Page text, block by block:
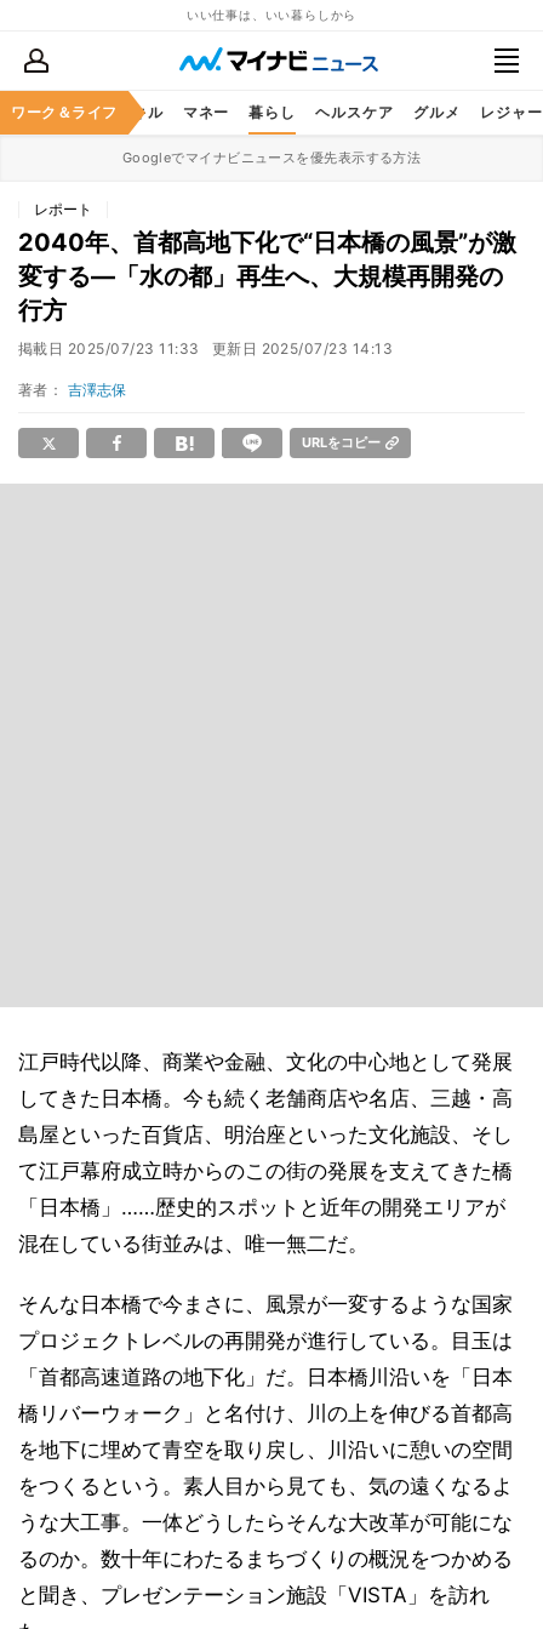
いい仕事は、いい暮らしから
ワーク＆ライフ
ア ビジネススキル マネー 暮らし ヘルスケア グルメ レジャー
Googleでマイナビニュースを優先表示する方法
レポート
2040年、首都高地下化で“日本橋の風景”が激
変する―「水の都」再生へ、大規模再開発の
行方
掲載日 2025/07/23 11:33 更新日 2025/07/23 14:13
著者： 吉澤志保
URLをコピー
江戸時代以降、商業や金融、文化の中心地として発展
してきた日本橋。今も続く老舗商店や名店、三越・高
島屋といった百貨店、明治座といった文化施設、そし
て江戸幕府成立時からのこの街の発展を支えてきた橋
「日本橋」……歴史的スポットと近年の開発エリアが
混在している街並みは、唯一無二だ。
そんな日本橋で今まさに、風景が一変するような国家
プロジェクトレベルの再開発が進行している。目玉は
「首都高速道路の地下化」だ。日本橋川沿いを「日本
橋リバーウォーク」と名付け、川の上を伸びる首都高
を地下に埋めて青空を取り戻し、川沿いに憩いの空間
をつくるという。素人目から見ても、気の遠くなるよ
うな大工事。一体どうしたらそんな大改革が可能にな
るのか。数十年にわたるまちづくりの概況をつかめる
と聞き、プレゼンテーション施設「VISTA」を訪れ